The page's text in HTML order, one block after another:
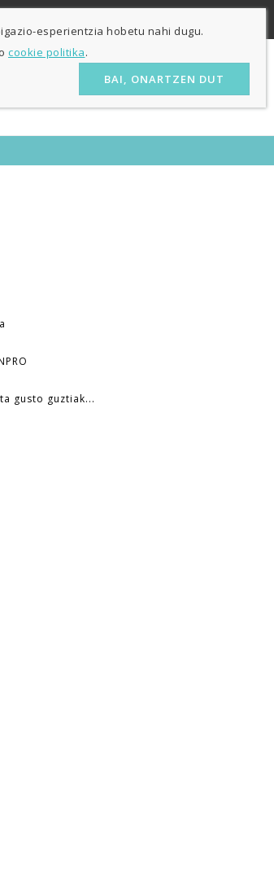
HARREMANA BLOGA
gusto guztiak...
esperientzia hobetu nahi dugu.
cookie politika.
BAI, ONARTZEN DUT